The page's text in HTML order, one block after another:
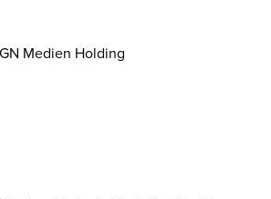
Medien Holding